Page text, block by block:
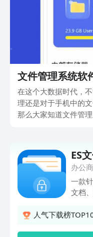
文件管理系统软
在这个大数据时代，
理还是对于手机中的
那么大家知道文件管
小编给大家整理到的
ES
办公
一款
文档
手机
人气下载榜